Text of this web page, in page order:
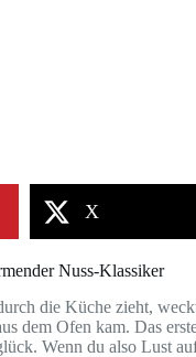
X
Nuss-Klassiker
die Küche zieht,
dem Ofen kam. Das
Wenn du also Lust